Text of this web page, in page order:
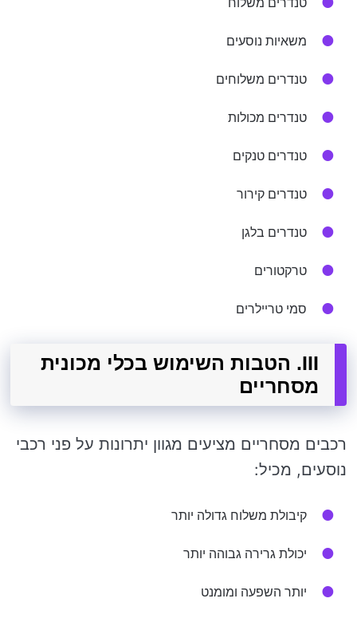
משאיות נוסעים
טנדרים משלוחים
טנדרים מכולות
טנדרים טנקים
טנדרים קירור
טנדרים בלגן
טרקטורים
סמי טריילרים
III. הטבות השימוש בכלי מכונית
מסחריים
רכבים מסחריים מציעים מגוון יתרונות על פני רכבי
נוסעים, מכיל:
קיבולת משלוח גדולה יותר
יכולת גרירה גבוהה יותר
יותר השפעה ומומנט